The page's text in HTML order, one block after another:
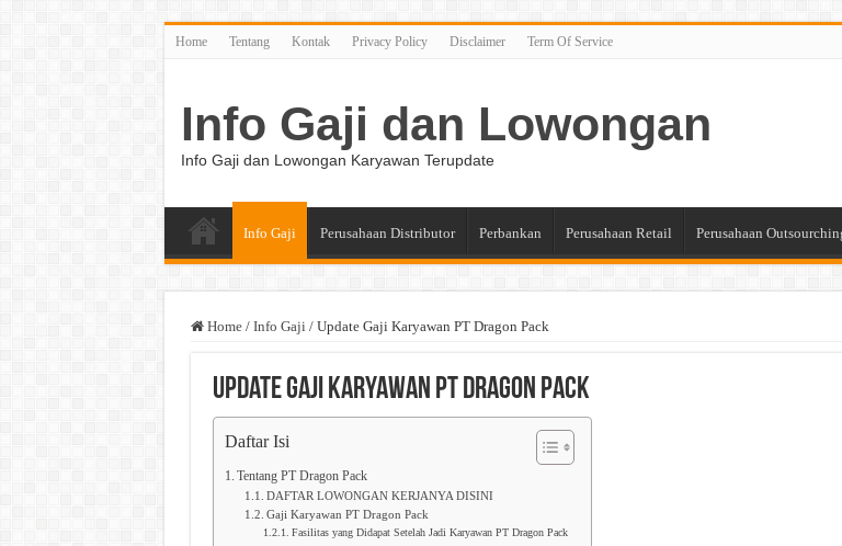
Home Tentang Kontak Privacy Policy Disclaimer Term Of Service
Info Gaji dan Lowongan
Info Gaji dan Lowongan Karyawan Terupdate
Info Gaji Perusahaan Distributor Perbankan Perusahaan Retail Perusahaan
Home / Info Gaji / Update Gaji Karyawan PT Dragon Pack
Update Gaji Karyawan PT Dragon Pack
Daftar Isi
Tentang PT Dragon Pack
DAFTAR LOWONGAN KERJANYA DISINI
Gaji Karyawan PT Dragon Pack
Fasilitas yang Didapat Setelah Jadi Karyawan PT Dragon Pack